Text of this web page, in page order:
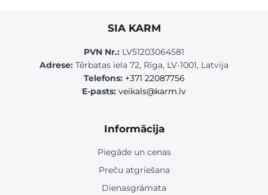
SIA KARM
PVN Nr.: LV51203064581
Adrese: Tērbatas iela 72, Rīga, LV-1001, Latvija
Telefons: +371 22087756
E-pasts: veikals@karm.lv
Informācija
Piegāde un cenas
Preču atgriešana
Dienasgrāmata